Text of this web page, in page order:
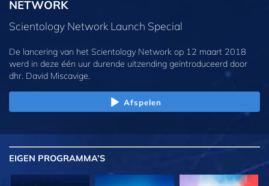
NETWORK
Scientology Network Launch Special
De lancering van het Scientology Network op 12 maart 2018
werd in deze één uur durende uitzending geïntroduceerd door
dhr. David Miscavige.
Afspelen
EIGEN PROGRAMMA’S